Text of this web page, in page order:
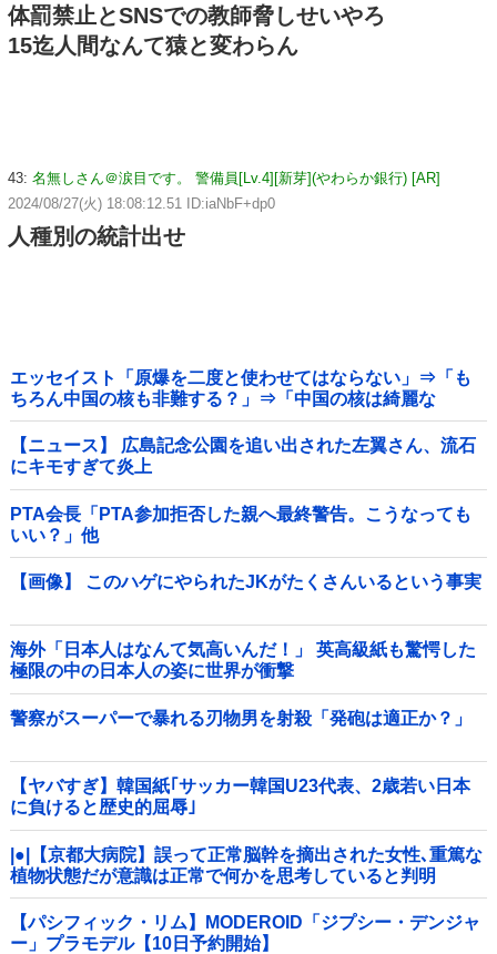
体罰禁止とSNSでの教師脅しせいやろ
15迄人間なんて猿と変わらん
43: 名無しさん＠涙目です。 警備員[Lv.4][新芽](やわらか銀行) [AR]
2024/08/27(火) 18:08:12.51 ID:iaNbF+dp0
人種別の統計出せ
エッセイスト「原爆を二度と使わせてはならない」⇒「も
ちろん中国の核も非難する？」⇒「中国の核は綺麗な
核！」
【ニュース】 広島記念公園を追い出された左翼さん、流石
にキモすぎて炎上
PTA会長「PTA参加拒否した親へ最終警告。こうなっても
いい？」他
【画像】 このハゲにやられたJKがたくさんいるという事実
海外「日本人はなんて気高いんだ！」 英高級紙も驚愕した
極限の中の日本人の姿に世界が衝撃
警察がスーパーで暴れる刃物男を射殺「発砲は適正か？」
【ヤバすぎ】韓国紙｢サッカー韓国U23代表、2歳若い日本
に負けると歴史的屈辱｣
|●|【京都大病院】誤って正常脳幹を摘出された女性､重篤な
植物状態だが意識は正常で何かを思考していると判明
【パシフィック・リム】MODEROID「ジプシー・デンジャ
ー」プラモデル【10日予約開始】